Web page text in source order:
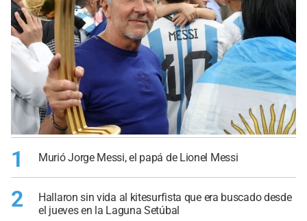
1 Murió Jorge Messi, el papá de Lionel Messi
2
Hallaron sin vida al kitesurfista que era buscado desde
el jueves en la Laguna Setúbal